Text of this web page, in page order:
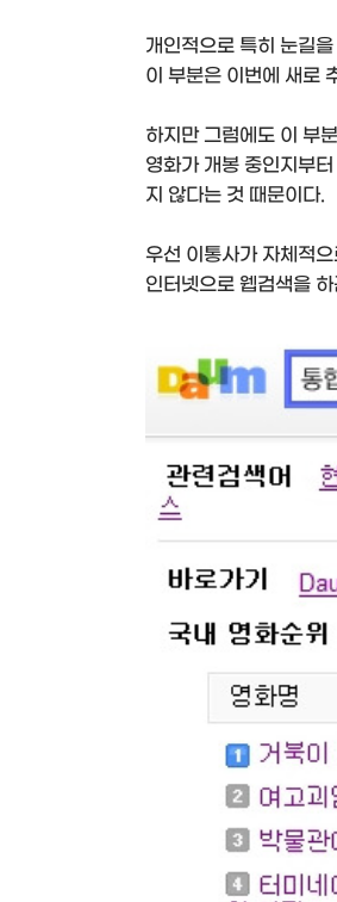
개인적으로 특히 눈길
이 부분은 이번에 새로
하지만 그럼에도 이 부
영화가 개봉 중인지부
지 않다는 것 때문이다.
우선 이통사가 자체적
인터넷으로 웹검색을